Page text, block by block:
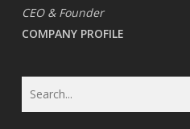
CEO & Founder
COMPANY PROFILE